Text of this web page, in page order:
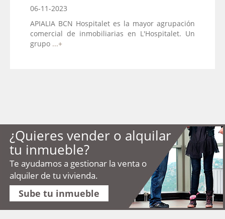
06-11-2023
APIALIA BCN Hospitalet es la mayor agrupación
comercial de inmobiliarias en L'Hospitalet. Un
grupo ...+
¿Quieres vender o alquilar
tu inmueble?
Te ayudamos a gestionar la venta o
alquiler de tu vivienda.
Sube tu inmueble